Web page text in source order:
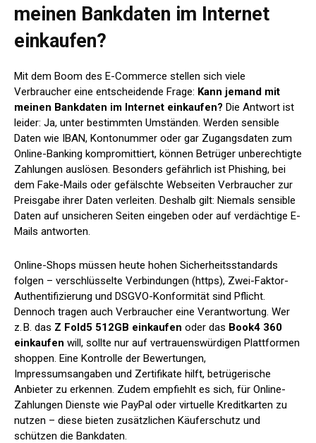
meinen Bankdaten im Internet
einkaufen?
Mit dem Boom des E-Commerce stellen sich viele
Verbraucher eine entscheidende Frage: Kann jemand mit
meinen Bankdaten im Internet einkaufen? Die Antwort ist
leider: Ja, unter bestimmten Umständen. Werden sensible
Daten wie IBAN, Kontonummer oder gar Zugangsdaten zum
Online-Banking kompromittiert, können Betrüger unberechtigte
Zahlungen auslösen. Besonders gefährlich ist Phishing, bei
dem Fake-Mails oder gefälschte Webseiten Verbraucher zur
Preisgabe ihrer Daten verleiten. Deshalb gilt: Niemals sensible
Daten auf unsicheren Seiten eingeben oder auf verdächtige E-
Mails antworten.
Online-Shops müssen heute hohen Sicherheitsstandards
folgen – verschlüsselte Verbindungen (https), Zwei-Faktor-
Authentifizierung und DSGVO-Konformität sind Pflicht.
Dennoch tragen auch Verbraucher eine Verantwortung. Wer
z. B. das Z Fold5 512GB einkaufen oder das Book4 360
einkaufen will, sollte nur auf vertrauenswürdigen Plattformen
shoppen. Eine Kontrolle der Bewertungen,
Impressumsangaben und Zertifikate hilft, betrügerische
Anbieter zu erkennen. Zudem empfiehlt es sich, für Online-
Zahlungen Dienste wie PayPal oder virtuelle Kreditkarten zu
nutzen – diese bieten zusätzlichen Käuferschutz und
schützen die Bankdaten.